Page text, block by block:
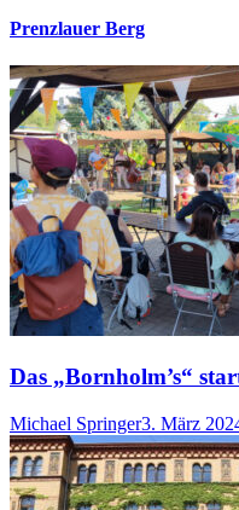
Prenzlauer Berg
Das „Bornholm’s“
Michael Springer3. März